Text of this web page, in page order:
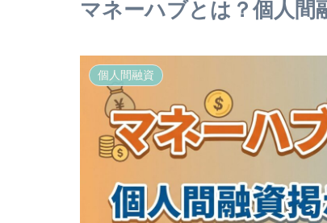
マネーハブとは？個人間
個人間融資